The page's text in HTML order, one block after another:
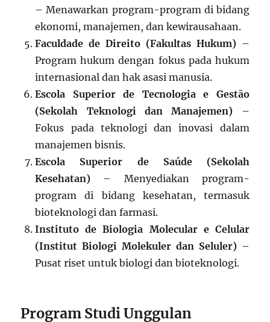
– Menawarkan program-program di bidang
ekonomi, manajemen, dan kewirausahaan.
Faculdade de Direito (Fakultas Hukum)–
Program hukum dengan fokus pada hukum
internasional dan hak asasi manusia.
Escola Superior de Tecnologia e Gestão
(Sekolah Teknologi dan Manajemen) –
Fokus pada teknologi dan inovasi dalam
manajemen bisnis.
Escola Superior de Saúde (Sekolah
Kesehatan) – Menyediakan program-
program di bidang kesehatan, termasuk
bioteknologi dan farmasi.
Instituto de Biologia Molecular e Celular
(Institut Biologi Molekuler dan Seluler)–
Pusat riset untuk biologi dan bioteknologi.
Program Studi Unggulan